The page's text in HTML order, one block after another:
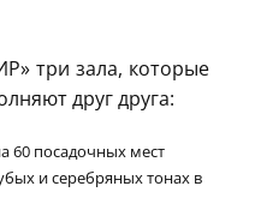
три зала, которые
друг друга:
60 посадочных мест
и серебряных тонах в